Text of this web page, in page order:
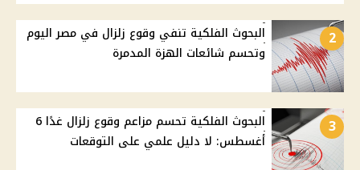
2
البحوث الفلكية تنفي وقوع زلزال في مصر اليوم
وتحسم شائعات الهزة المدمرة
3
البحوث الفلكية تحسم مزاعم وقوع زلزال غدًا 6
أغسطس: لا دليل علمي على التوقعات